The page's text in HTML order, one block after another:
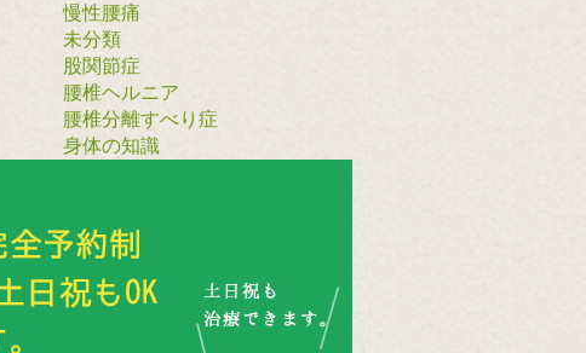
慢性腰痛
未分類
股関節症
腰椎ヘルニア
腰椎分離すべり症
身体の知識